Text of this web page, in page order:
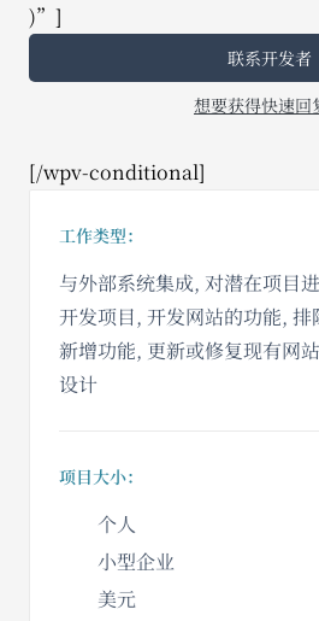
)”]
联系开发者
想要获得快速回
[/wpv-conditional]
工作类型：
与外部系统集成, 对潜在项目
开发项目, 开发网站的功能,
新增功能, 更新或修复现有网
设计
项目大小：
个人
小型企业
美元